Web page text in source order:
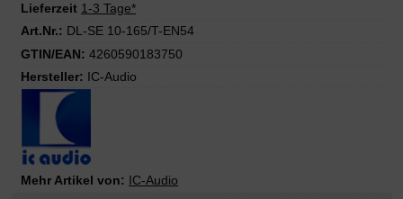
Lieferzeit 1-3 Tage*
Art.Nr.: DL-SE 10-165/T-EN54
GTIN/EAN: 4260590183750
Hersteller: IC-Audio
Mehr Artikel von: IC-Audio